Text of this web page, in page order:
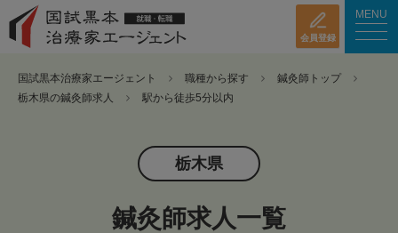
会員登録
MENU
国試黒本治療家エージェント 職種から探す
鍼灸師トップ
栃木県の鍼灸師求人
駅から徒歩5分以内
栃木県
鍼灸師求人一覧